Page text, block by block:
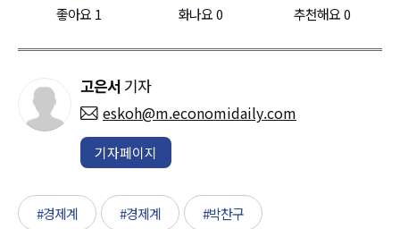
좋아요 1 화나요0 추천해요 0
고은서 기자
eskoh@m.economidaily.com
기자페이지
#경제계 #경제계 #박찬구